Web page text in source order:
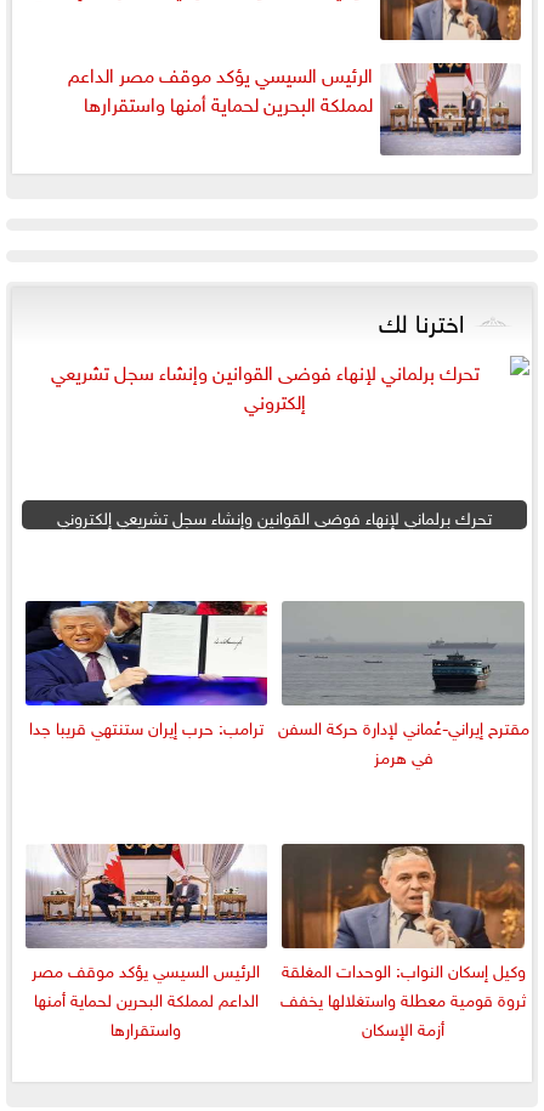
الرئيس السيسي يؤكد موقف مصر الداعم
لمملكة البحرين لحماية أمنها واستقرارها
اخترنا لك
تحرك برلماني لإنهاء فوضى القوانين وإنشاء سجل تشريعي إلكتروني
مقترح إيراني-عُماني لإدارة حركة السفن
في هرمز
ترامب: حرب إيران ستنتهي قريبا جدا
وكيل إسكان النواب: الوحدات المغلقة
ثروة قومية معطلة واستغلالها يخفف
أزمة الإسكان
الرئيس السيسي يؤكد موقف مصر
الداعم لمملكة البحرين لحماية أمنها
واستقرارها